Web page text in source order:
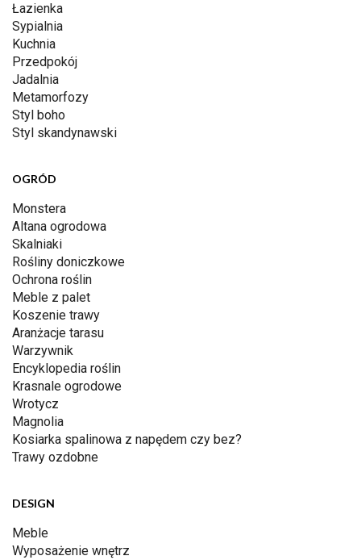
Łazienka
Sypialnia
Kuchnia
Przedpokój
Jadalnia
Metamorfozy
Styl boho
Styl skandynawski
OGRÓD
Monstera
Altana ogrodowa
Skalniaki
Rośliny doniczkowe
Ochrona roślin
Meble z palet
Koszenie trawy
Aranżacje tarasu
Warzywnik
Encyklopedia roślin
Krasnale ogrodowe
Wrotycz
Magnolia
Kosiarka spalinowa z napędem czy bez?
Trawy ozdobne
DESIGN
Meble
Wyposażenie wnętrz